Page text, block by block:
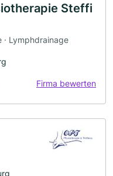
Steffi
· Lymphdrainage
Firma bewerten